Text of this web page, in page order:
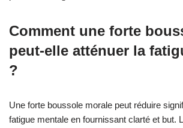
Comment une forte
peut-elle atténuer la
?
Une forte boussole morale peut réduire
fatigue mentale en fournissant clarté et but.